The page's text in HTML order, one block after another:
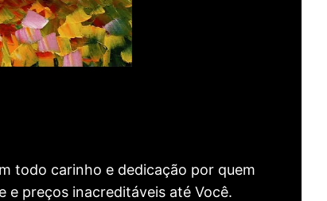
todo carinho e dedicação por quem
e preços inacreditáveis até Você.